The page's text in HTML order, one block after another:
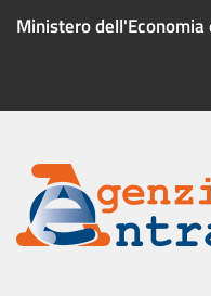
Ministero dell'Economia
Menu
servizio